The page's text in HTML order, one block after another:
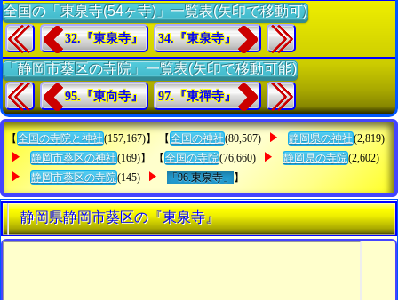
全国の「東泉寺(54ヶ寺)」一覧表(矢印で移動可)
32.『東泉寺』 34.『東泉寺』
「静岡市葵区の寺院」一覧表(矢印で移動可能)
95.『東向寺』 97.『東禪寺』
【 全国の寺院と神社(157,167)】 【 全国の神社(80,507) 静岡県の神社(2,819)
静岡市葵区の神社(169)】 【 全国の寺院(76,660) 静岡県の寺院(2,602)
静岡市葵区の寺院(145) 「96.東泉寺」 】
静岡県静岡市葵区の『東泉寺』